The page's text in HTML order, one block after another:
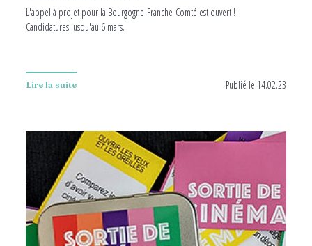
L'appel à projet pour la Bourgogne-Franche-Comté est ouvert !
Candidatures jusqu'au 6 mars.
Lire la suite Publié le 14.02.23